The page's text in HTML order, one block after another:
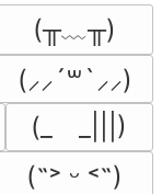
(╥﹏╥)
(⸝⸝´꒳`⸝⸝)
(_　_|||)
(˶˃ ᵕ ˂˶)